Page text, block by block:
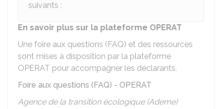
suivants :
En savoir plus sur la plateforme OPERAT
Une foire aux questions (FAQ) et des ressources
sont mises à disposition par la plateforme
OPERAT pour accompagner les déclarants.
Foire aux questions (FAQ) - OPERAT
Agence de la transition écologique (Ademe)